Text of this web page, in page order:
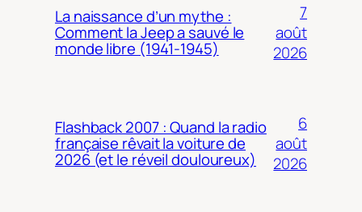
La naissance d’un mythe :
Comment la Jeep a sauvé le
monde libre (1941-1945)
7
août
2026
Flashback 2007 : Quand la radio
française rêvait la voiture de
2026 (et le réveil douloureux)
6
août
2026